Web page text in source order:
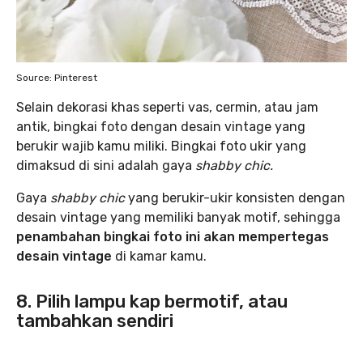
Source: Pinterest
Selain dekorasi khas seperti vas, cermin, atau jam
antik, bingkai foto dengan desain vintage yang
berukir wajib kamu miliki. Bingkai foto ukir yang
dimaksud di sini adalah gaya shabby chic.
Gaya shabby chicyang berukir-ukir konsisten dengan
desain vintage yang memiliki banyak motif, sehingga
penambahan bingkai foto ini akan mempertegas
desain vintage di kamar kamu.
8. Pilih lampu kap bermotif, atau
tambahkan sendiri